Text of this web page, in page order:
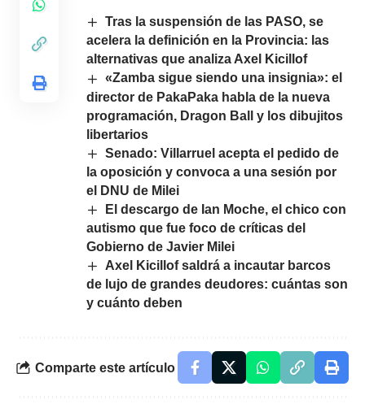
Tras la suspensión de las PASO, se
acelera la definición en la Provincia: las
alternativas que analiza Axel Kicillof
«Zamba sigue siendo una insignia»: el
director de PakaPaka habla de la nueva
programación, Dragon Ball y los dibujitos
libertarios
Senado: Villarruel acepta el pedido de
la oposición y convoca a una sesión por
el DNU de Milei
El descargo de Ian Moche, el chico con
autismo que fue foco de críticas del
Gobierno de Javier Milei
Axel Kicillof saldrá a incautar barcos
de lujo de grandes deudores: cuántas son
y cuánto deben
Comparte este artículo